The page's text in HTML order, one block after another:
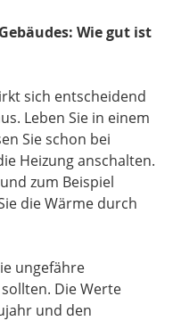
Wie gut ist
sich entscheidend
Leben Sie in einem
Sie schon bei
Heizung anschalten.
und zum Beispiel
die Wärme durch
ungefähre
Die Werte
und den